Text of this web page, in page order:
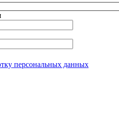
персональных данных